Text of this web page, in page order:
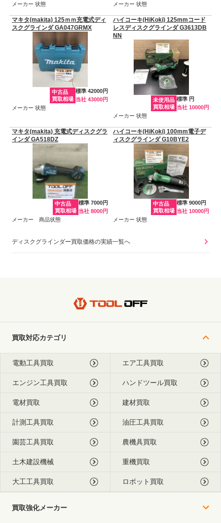
メーカー 状態
メーカー 状態
マキタ(makita) 125ｍｍ充電式ディ
スクグラインダ GA047GRMX
中古品
買取相場
標準 42000円
当社 43000円
メーカー 状態
ハイコーキ(HiKoki) 125mmコード
レスディスクグラインダ G3613DB
NN
未使用品
買取相場
標準 円
当社 10000円
メーカー 状態
マキタ(makita) 充電式ディスクグラ
インダ GA518DZ
中古品
買取相場
標準 7000円
当社 8000円
メーカー 商品状態
ハイコーキ(HiKoki) 100mm電子デ
ィスクグラインダ G10BYE2
中古品
買取相場
標準 9000円
当社 10000円
メーカー 状態
ディスクグラインダー買取価格の実績一覧へ
買取対応カテゴリ
電動工具買取 エア工具買取
エンジン工具買取 ハンドツール買取
電材買取 建材買取
計測工具買取 油圧工具買取
園芸工具買取 農機具買取
土木建設機械 重機買取
大工工具買取 ロボット買取
買取強化メーカー